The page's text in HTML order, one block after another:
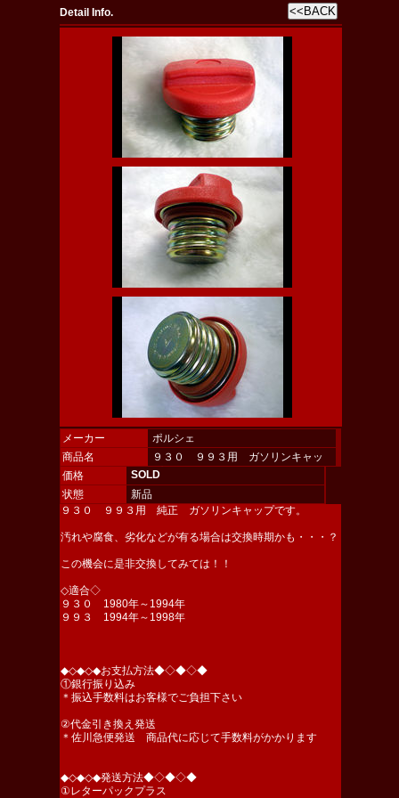
Detail Info.
メーカー
ポルシェ
商品名
９３０ ９９３用 ガソリンキャッ
プ
価格
SOLD
状態
新品
９３０ ９９３用 純正 ガソリンキャップです。
汚れや腐食、劣化などが有る場合は交換時期かも・・・？
この機会に是非交換してみては！！
◇適合◇
９３０ 1980年～1994年
９９３ 1994年～1998年
◆◇◆◇◆お支払方法◆◇◆◇◆
①銀行振り込み
＊振込手数料はお客様でご負担下さい
②代金引き換え発送
＊佐川急便発送 商品代に応じて手数料がかかります
◆◇◆◇◆発送方法◆◇◆◇◆
①レターパックプラス